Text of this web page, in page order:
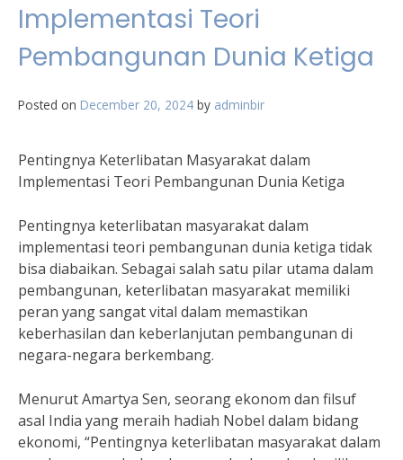
Implementasi Teori
Pembangunan Dunia Ketiga
Posted on December 20, 2024 by adminbir
Pentingnya Keterlibatan Masyarakat dalam
Implementasi Teori Pembangunan Dunia Ketiga
Pentingnya keterlibatan masyarakat dalam
implementasi teori pembangunan dunia ketiga tidak
bisa diabaikan. Sebagai salah satu pilar utama dalam
pembangunan, keterlibatan masyarakat memiliki
peran yang sangat vital dalam memastikan
keberhasilan dan keberlanjutan pembangunan di
negara-negara berkembang.
Menurut Amartya Sen, seorang ekonom dan filsuf
asal India yang meraih hadiah Nobel dalam bidang
ekonomi, “Pentingnya keterlibatan masyarakat dalam